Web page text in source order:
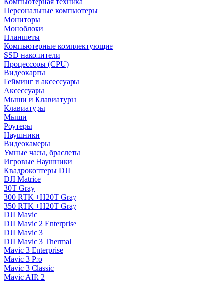
Компьютерная техника
Персональные компьютеры
Мониторы
Моноблоки
Планшеты
Компьютерные комплектующие
SSD накопители
Процессоры (CPU)
Видеокарты
Гейминг и аксессуары
Аксессуары
Мыши и Клавиатуры
Клавиатуры
Мыши
Роутеры
Наушники
Видеокамеры
Умные часы, браслеты
Игровые Наушники
Квадрокоптеры DJI
DJI Matrice
30T Gray
300 RTK +H20T Gray
350 RTK +H20T Gray
DJI Mavic
DJI Mavic 2 Enterprise
DJI Mavic 3
DJI Mavic 3 Thermal
Mavic 3 Enterprise
Mavic 3 Pro
Mavic 3 Сlassic
Mavic AIR 2